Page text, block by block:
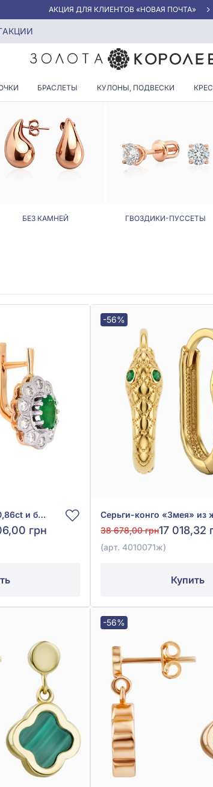
АКЦИЯ ДЛЯ КЛИЕНТОВ «НОВАЯ ПОЧТА»
АКЦИИ
БРАСЛЕТЫ КУЛОНЫ, ПОДВЕСКИ
С ЗЕЛЕНЫМИ
БЕЗ КАМНЕЙ ГВОЗДИКИ-ПУССЕТЫ
Серьги с изумрудом 0,86ct и бриллиантом 0,42ct из красно-белого золота 585°, арт. 702-292и
грн
-56%
38 678,00 грн17 018,32
(арт. 4010071ж)
Купить
-56%